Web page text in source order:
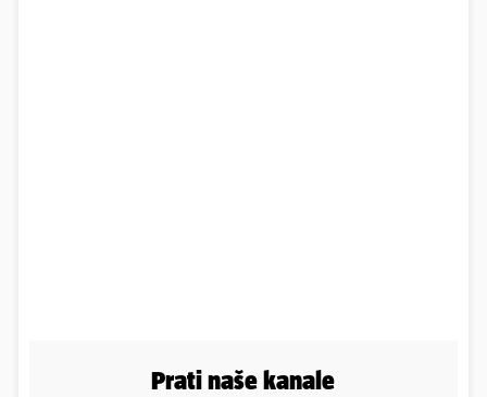
Prati naše kanale